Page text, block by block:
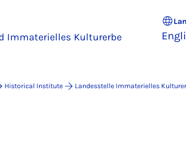
Immaterielles Kulturerbe
Historical Institute Landesstelle Immaterielles